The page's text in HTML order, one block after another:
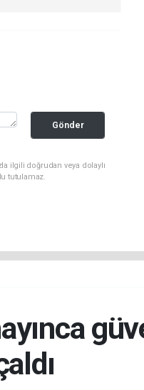
Gönder
ilgili doğrudan veya dolaylı
tutulamaz.